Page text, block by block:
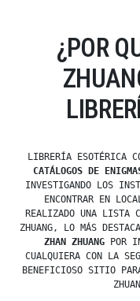
¿POR
LIBRERÍA ESOTÉRICA
CATÁLOGOS DE
INVESTIGANDO LOS
ENCONTRAR EN
REALIZADO UNA LISTA
ZHUANG, LO MÁS
ZHAN ZHUANG POR
CUALQUIERA CON LA
BENEFICIOSO SITIO